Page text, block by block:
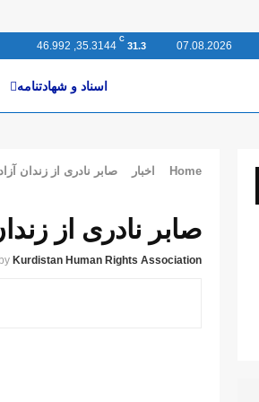
31.3
C
35.3144, 46.992 07.08.2026
اسناد و شهادتنامە
Home اخبار صابر نادری از زندان
صابر نادری از
by Kurdistan Human Rights Association